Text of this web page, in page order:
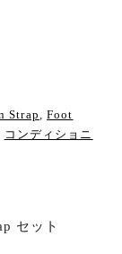
Strap ,Foot
コンディショニ
セット